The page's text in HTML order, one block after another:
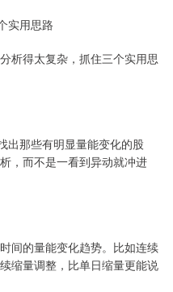
实用思路
析得太复杂，抓住三个实用思
出那些有明显量能变化的股
，而不是一看到异动就冲进
间的量能变化趋势。比如连续
缩量调整，比单日缩量更能说